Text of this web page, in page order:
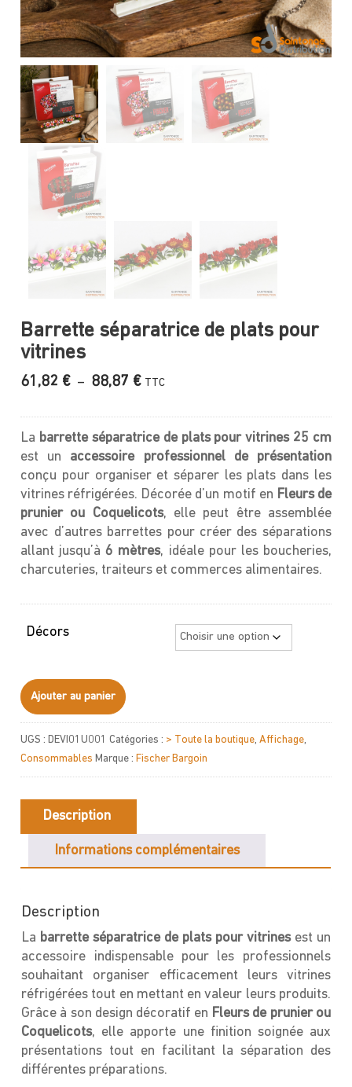
Barrette séparatrice de plats pour
vitrines
61,82 € – 88,87 €
Plage
61,82 €
88,87 €
TTC
La barrette séparatrice de plats pour vitrines 25 cm
est un accessoire professionnel de présentation
conçu pour organiser et séparer les plats dans les
vitrines réfrigérées. Décorée d’un motif en Fleurs de
prunier ou Coquelicots, elle peut être assemblée
avec d’autres barrettes pour créer des séparations
allant jusqu’à6 mètres, idéale pour les boucheries,
charcuteries, traiteurs et commerces alimentaires.
Décors
quantité
de
Barrette
séparatrice
de
pour
vitrines
Ajouter au panier
UGS :DEVI01U001 Catégories : > Toute la boutique,Affichage,
Consommables Marque :Fischer Bargoin
Description
Informations complémentaires
Description
La barrette séparatrice de plats pour vitrinesest un
accessoire indispensable pour les professionnels
souhaitant organiser efficacement leurs vitrines
réfrigérées tout en mettant en valeur leurs produits.
Grâce à son design décoratif en Fleurs de prunier ou
Coquelicots, elle apporte une finition soignée aux
présentations tout en facilitant la séparation des
différentes préparations.